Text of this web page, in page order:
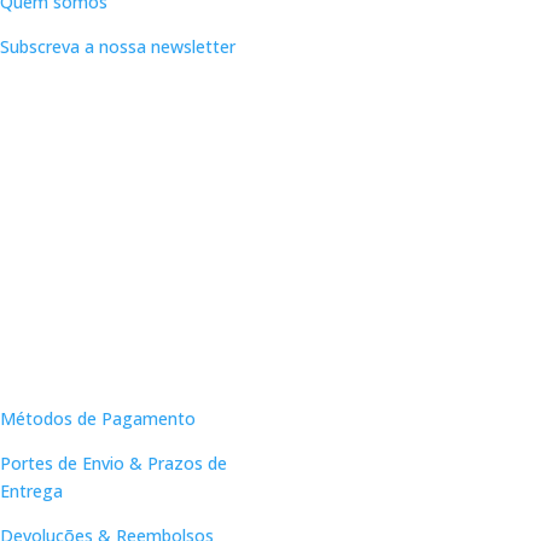
Subscreva a nossa newsletter
Métodos de Pagamento
Portes de Envio & Prazos de
Entrega
Devoluções & Reembolsos